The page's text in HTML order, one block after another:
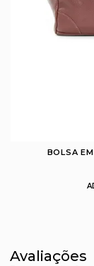
BOLSA
Avaliações